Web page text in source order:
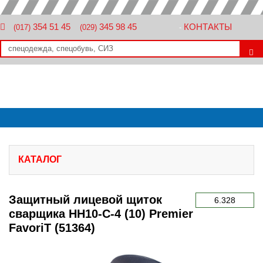
(017) 354 51 45 (029) 345 98 45 - КОНТАКТЫ
КАТАЛОГ
Защитный лицевой щиток
сварщика НН10-С-4 (10) Premier
FavoriT (51364)
6.328